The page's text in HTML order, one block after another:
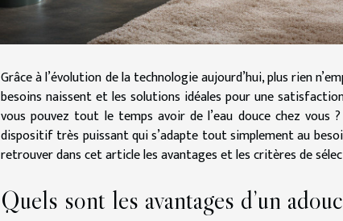
Grâce à l’évolution de la technologie aujourd’hui, plus rien
besoins naissent et les solutions idéales pour une
vous pouvez tout le temps avoir de l’eau douce chez vous ?
dispositif très puissant qui s’adapte tout simplement au
retrouver dans cet article les avantages et les critères de
Quels sont les avantages d’un